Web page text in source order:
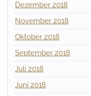
Dezember 2018
November 2018
Oktober 2018
September 2018
Juli 2018
Juni 2018